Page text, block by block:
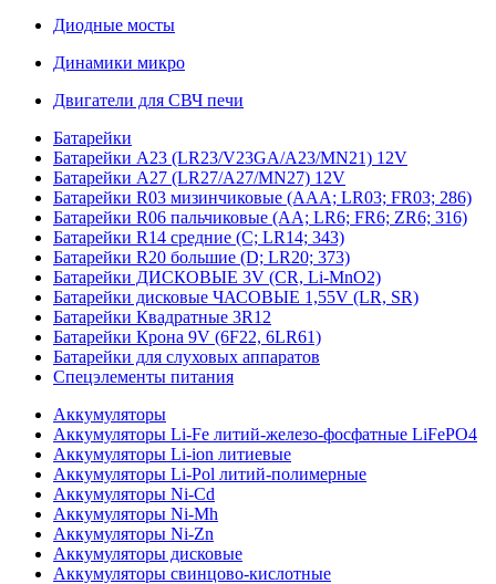
Диодные мосты
Динамики микро
Двигатели для СВЧ печи
Батарейки
Батарейки A23 (LR23/V23GA/A23/MN21) 12V
Батарейки A27 (LR27/A27/MN27) 12V
Батарейки R03 мизинчиковые (AAA; LR03; FR03; 286)
Батарейки R06 пальчиковые (AA; LR6; FR6; ZR6; 316)
Батарейки R14 средние (C; LR14; 343)
Батарейки R20 большие (D; LR20; 373)
Батарейки ДИСКОВЫЕ 3V (CR, Li-MnO2)
Батарейки дисковые ЧАСОВЫЕ 1,55V (LR, SR)
Батарейки Квадратные 3R12
Батарейки Крона 9V (6F22, 6LR61)
Батарейки для слуховых аппаратов
Спецэлементы питания
Аккумуляторы
Аккумуляторы Li-Fe литий-железо-фосфатные LiFePO4
Аккумуляторы Li-ion литиевые
Аккумуляторы Li-Pol литий-полимерные
Аккумуляторы Ni-Cd
Аккумуляторы Ni-Mh
Аккумуляторы Ni-Zn
Аккумуляторы дисковые
Аккумуляторы свинцово-кислотные